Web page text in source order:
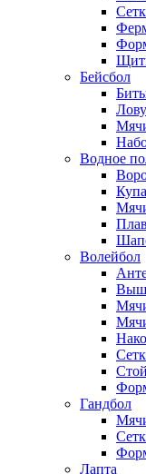
Бейсбол
Водное
Волейбол
Гандбол
Лапта